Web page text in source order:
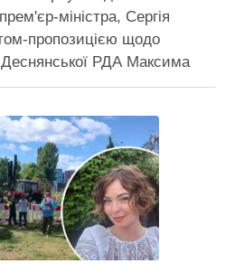
міністра, Сергія
пропозицією щодо
Деснянської РДА Максима
листа прем'єрові
на Бахматова, що
Анну Старостенко
звернувся до
міністра, Сергія
пропозицією щодо
…